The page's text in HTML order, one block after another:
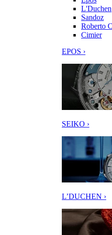
L'Duchen
Sandoz
Roberto
Cimier
EPOS ›
SEIKO ›
L’DUCHEN ›